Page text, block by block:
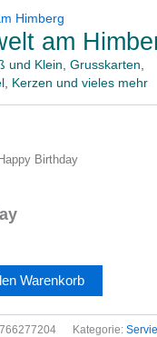
am
und Klein, Grusskarten,
Kerzen und vieles mehr
Birthday
Warenkorb
Kategorie: